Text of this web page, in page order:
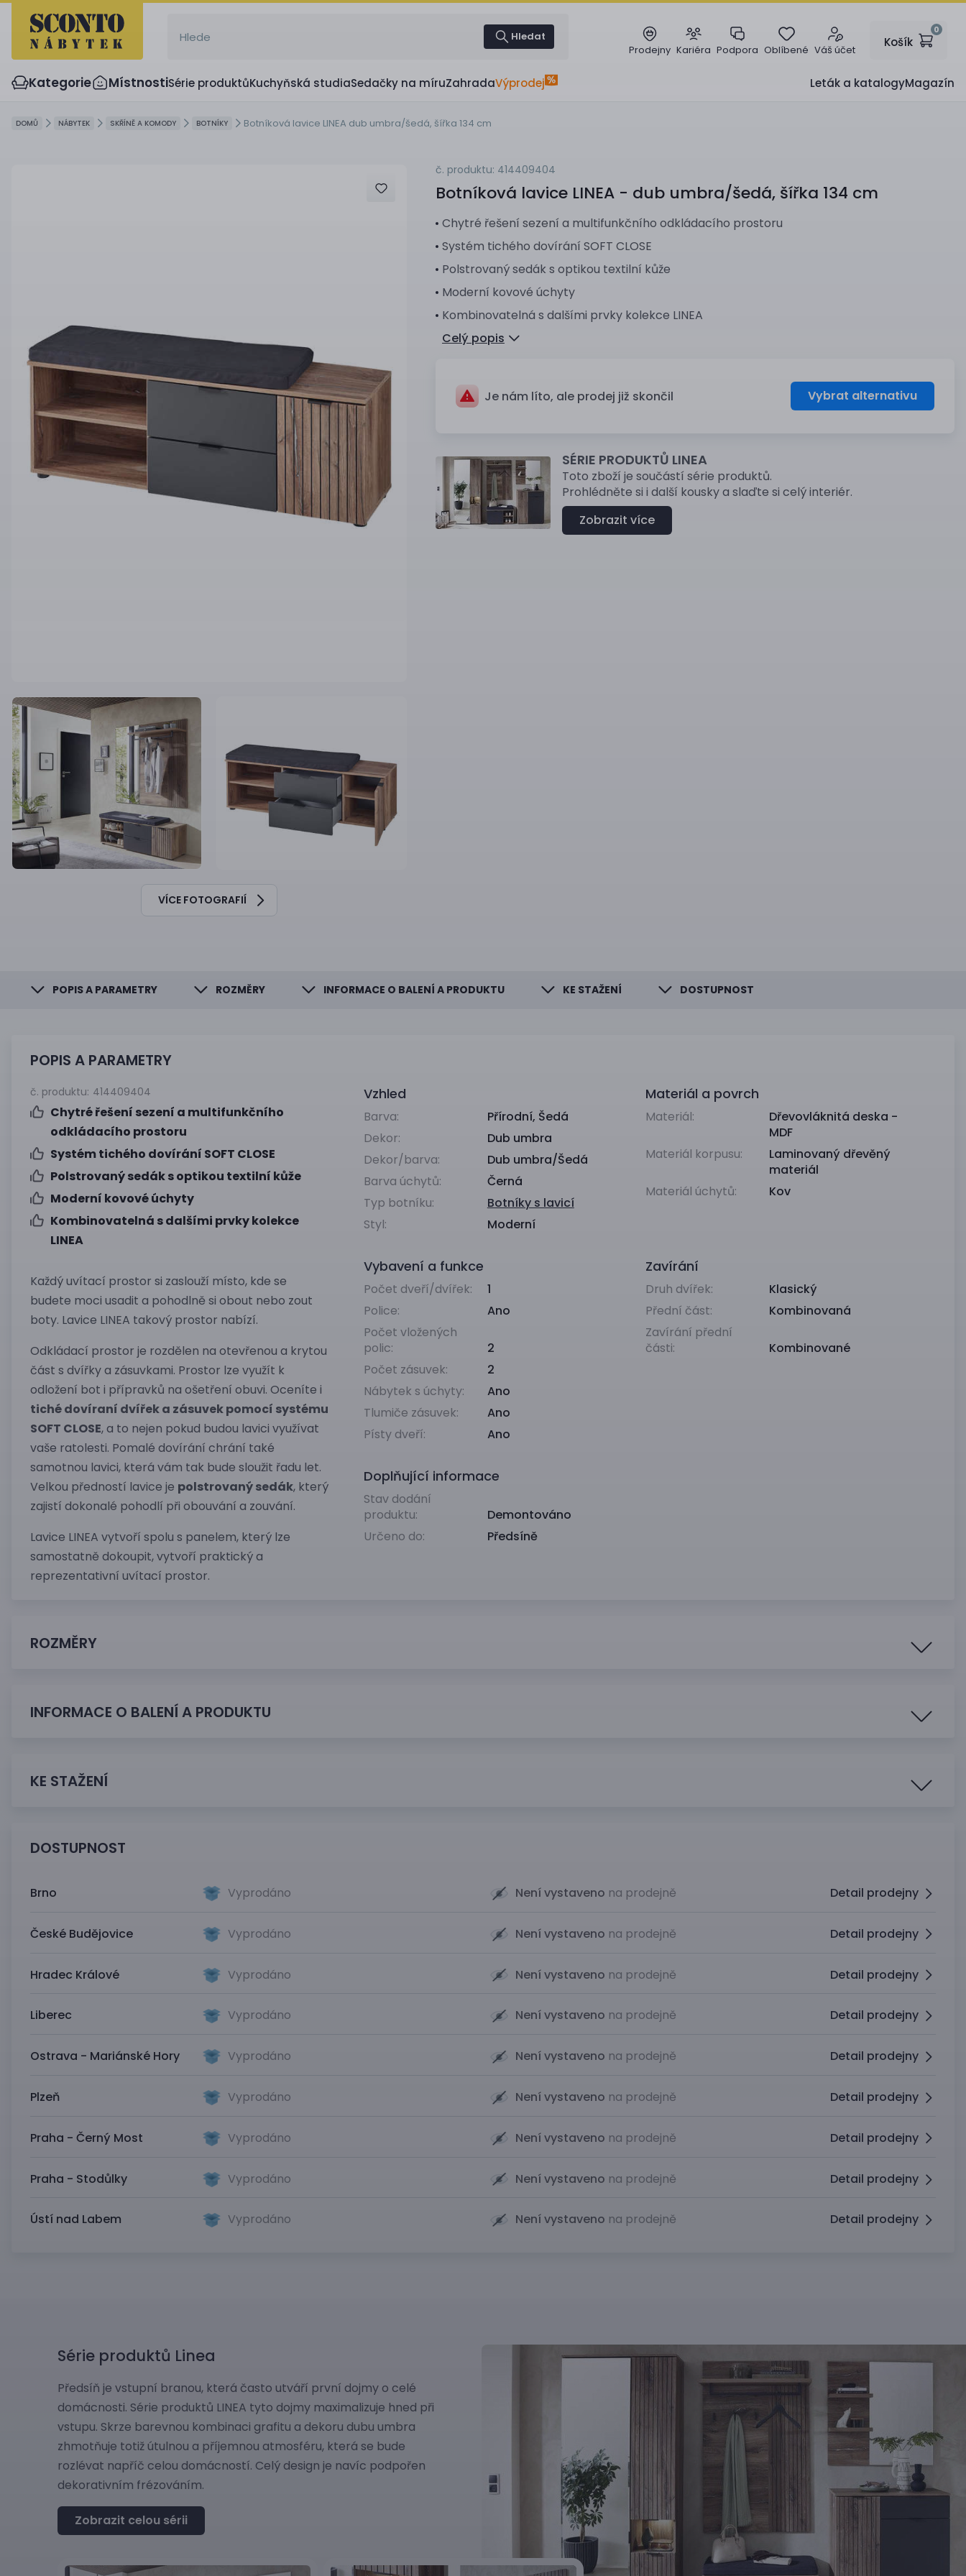
Hledat
Prodejny Kariéra Podpora Oblíbené Váš účet
Košík
0
Kategorie MístnostiSérie produktůKuchyňská studiaSedačky na míruZahradaVýprodej Leták a katalogyMagazín
DOMŮ NÁBYTEK SKŘÍNĚ A KOMODY BOTNÍKY Botníková lavice LINEA dub umbra/šedá, šířka 134 cm
VÍCE FOTOGRAFIÍ
č. produktu: 414409404
Botníková lavice LINEA - dub umbra/šedá, šířka 134 cm
Chytré řešení sezení a multifunkčního odkládacího prostoru
Systém tichého dovírání SOFT CLOSE
Polstrovaný sedák s optikou textilní kůže
Moderní kovové úchyty
Kombinovatelná s dalšími prvky kolekce LINEA
Celý popis
Je nám líto, ale prodej již skončil Vybrat alternativu
SÉRIE PRODUKTŮ LINEA
Toto zboží je součástí série produktů.
Prohlédněte si i další kousky a slaďte si celý interiér.
Zobrazit více
POPIS A PARAMETRY ROZMĚRY INFORMACE O BALENÍ A PRODUKTU KE STAŽENÍ DOSTUPNOST
POPIS A PARAMETRY
č. produktu: 414409404
Chytré řešení sezení a multifunkčního
odkládacího prostoru
Systém tichého dovírání SOFT CLOSE
Polstrovaný sedák s optikou textilní kůže
Moderní kovové úchyty
Kombinovatelná s dalšími prvky kolekce
LINEA
Každý uvítací prostor si zaslouží místo, kde se
budete moci usadit a pohodlně si obout nebo zout
boty. Lavice LINEA takový prostor nabízí.
Odkládací prostor je rozdělen na otevřenou a krytou
část s dvířky a zásuvkami. Prostor lze využít k
odložení bot i přípravků na ošetření obuvi. Oceníte i
tiché dovíraní dvířek a zásuvek pomocí systému
SOFT CLOSE, a to nejen pokud budou lavici využívat
vaše ratolesti. Pomalé dovírání chrání také
samotnou lavici, která vám tak bude sloužit řadu let.
Velkou předností lavice je polstrovaný sedák, který
zajistí dokonalé pohodlí při obouvání a zouvání.
Lavice LINEA vytvoří spolu s panelem, který lze
samostatně dokoupit, vytvoří praktický a
reprezentativní uvítací prostor.
Vzhled
Barva: Přírodní, Šedá
Dekor:
Dub umbra
Dekor/barva:
Dub umbra/Šedá
Barva úchytů:
Černá
Typ botníku:
Botníky s lavicí
Styl:
Moderní
Materiál a povrch
Materiál:
Dřevovláknitá deska -
MDF
Materiál korpusu:
Laminovaný dřevěný
materiál
Materiál úchytů:
Kov
Vybavení a funkce
Počet dveří/dvířek:
1
Police:
Ano
Počet vložených
polic:
2
Počet zásuvek:
2
Nábytek s úchyty:
Ano
Tlumiče zásuvek:
Ano
Písty dveří:
Ano
Zavírání
Druh dvířek:
Klasický
Přední část:
Kombinovaná
Zavírání přední
části:
Kombinované
Doplňující informace
Stav dodání
produktu:
Demontováno
Určeno do:
Předsíně
ROZMĚRY
INFORMACE O BALENÍ A PRODUKTU
KE STAŽENÍ
DOSTUPNOST
Brno Vyprodáno Není vystaveno na prodejně Detail prodejny
České Budějovice Vyprodáno Není vystaveno na prodejně Detail prodejny
Hradec Králové Vyprodáno Není vystaveno na prodejně Detail prodejny
Liberec Vyprodáno Není vystaveno na prodejně Detail prodejny
Ostrava - Mariánské Hory Vyprodáno Není vystaveno na prodejně Detail prodejny
Plzeň Vyprodáno Není vystaveno na prodejně Detail prodejny
Praha - Černý Most Vyprodáno Není vystaveno na prodejně Detail prodejny
Praha - Stodůlky Vyprodáno Není vystaveno na prodejně Detail prodejny
Ústí nad Labem Vyprodáno Není vystaveno na prodejně Detail prodejny
Série produktů Linea
Předsíň je vstupní branou, která často utváří první dojmy o celé
domácnosti. Série produktů LINEA tyto dojmy maximalizuje hned při
vstupu. Skrze barevnou kombinaci grafitu a dekoru dubu umbra
zhmotňuje totiž útulnou a příjemnou atmosféru, která se bude
rozlévat napříč celou domácností. Celý design je navíc podpořen
dekorativním frézováním.
Zobrazit celou sérii